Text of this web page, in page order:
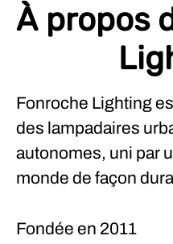
À propos
Fonroche Lighting
des lampadaires
autonomes, uni par
monde de façon
Fondée en 2011